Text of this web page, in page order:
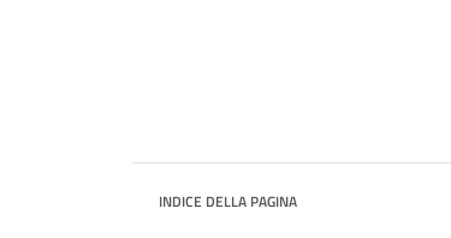
INDICE DELLA PAGINA